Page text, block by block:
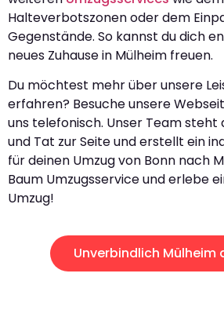
Halteverbotszonen oder dem
Gegenstände. So kannst du dich
neues Zuhause in Mülheim freuen.
Du möchtest mehr über unsere
erfahren? Besuche unsere
uns telefonisch. Unser Team steht
und Tat zur Seite und erstellt ein
für deinen Umzug von Bonn nach
Baum Umzugsservice und erlebe
Umzug!
Unverbindlich Mülheim